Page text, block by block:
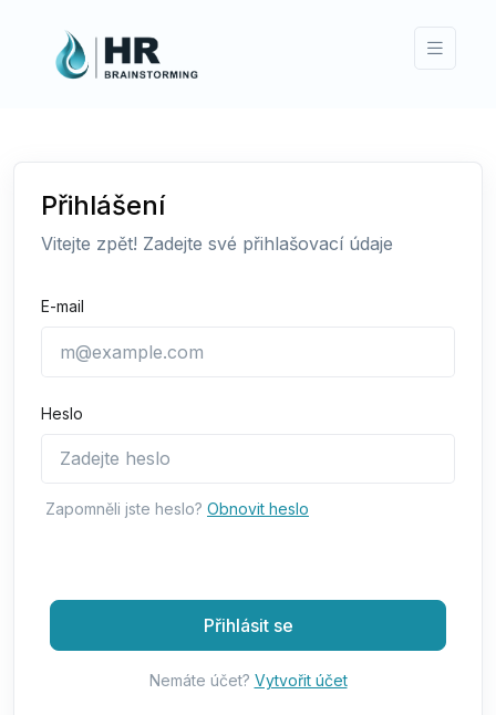
Přihlášení
Vitejte zpět! Zadejte své přihlašovací údaje
E-mail
Heslo
Zapomněli jste heslo? Obnovit heslo
Přihlásit se
Nemáte účet? Vytvořit účet